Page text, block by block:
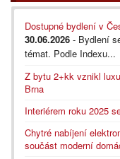
Dostupné bydlení v
30.06.2026 - Bydlení
témat. Podle Indexu...
Z bytu 2+kk vznikl
Brna
Interiérem roku 2025
Chytré nabíjení
součást moderní